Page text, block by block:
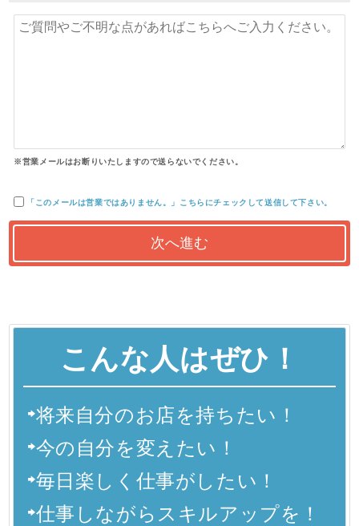
※営業メールはお断りいたしますので送らないでください。
「このメールは営業ではありません。」こちらにチェックして送信して下さい。
こんな人はぜひ！
将来自分のお店を持ちたい！
今の自分を変えたい！
毎日楽しく仕事がしたい！
仕事しながらスキルアップを！